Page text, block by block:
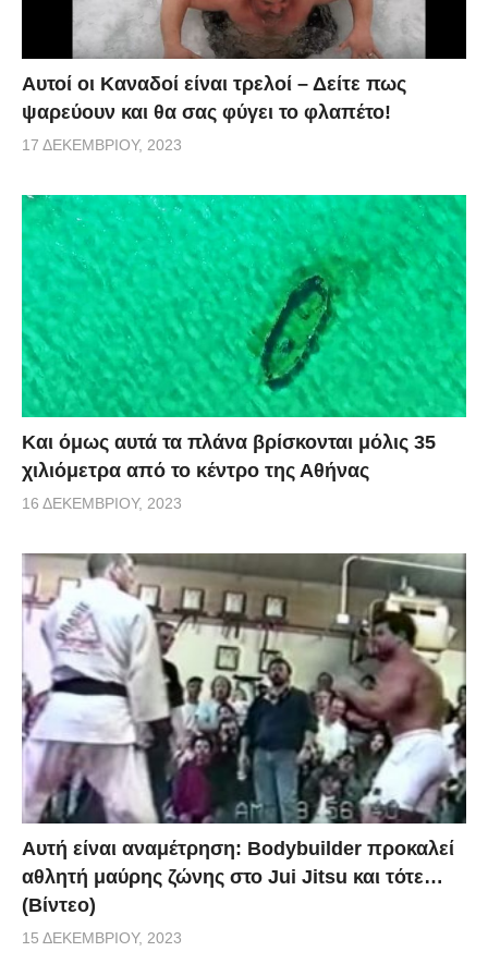
Αυτοί οι Καναδοί είναι τρελοί – Δείτε πως
ψαρεύουν και θα σας φύγει το φλαπέτο!
17 ΔΕΚΕΜΒΡΊΟΥ, 2023
Και όμως αυτά τα πλάνα βρίσκονται μόλις 35
χιλιόμετρα από το κέντρο της Αθήνας
16 ΔΕΚΕΜΒΡΊΟΥ, 2023
Αυτή είναι αναμέτρηση: Bodybuilder προκαλεί
αθλητή μαύρης ζώνης στο Jui Jitsu και τότε…
(Βίντεο)
15 ΔΕΚΕΜΒΡΊΟΥ, 2023